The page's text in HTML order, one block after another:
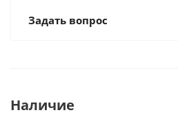
Задать вопрос
Наличие